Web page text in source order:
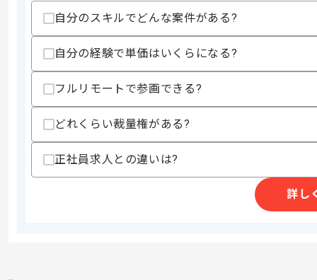
精算・お支払い
支払いサイト
その他募集要項
商談回数
1回
募集人数
2022/06/01
自分のスキルでどんな案件がある?
自分の経験で単価はいくらになる?
フルリモートで参画できる?
どれくらい裁量権がある?
正社員求人との違いは?
詳し